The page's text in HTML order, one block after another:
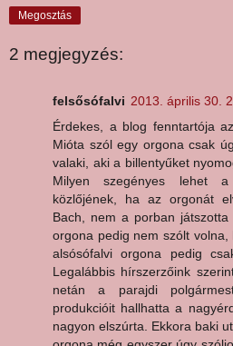
Megosztás
2 megjegyzés:
felsősófalvi 2013. április 30.
Érdekes, a blog fenntartója
Mióta szól egy orgona csak
valaki, aki a billentyűket
Milyen szegényes lehet
közlőjének, ha az orgonát
Bach, nem a porban
orgona pedig nem szólt
alsósófalvi orgona pedig
Legalábbis hírszerzőink
netán a parajdi
produkcióit hallhatta a
nagyon elszúrta. Ekkora baki